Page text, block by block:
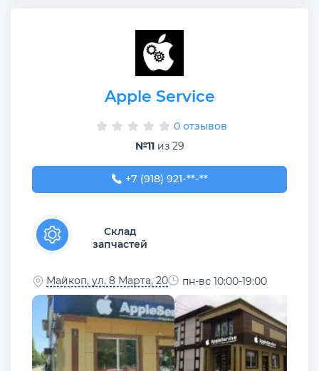
Apple Service
0 отзывов
№11из 29
+7 (918) 921-88-89
+7 (918) 921-**-**
Склад
запчастей
Майкоп, ул. 8 Марта, 20 пн-вс 10:00-19:00